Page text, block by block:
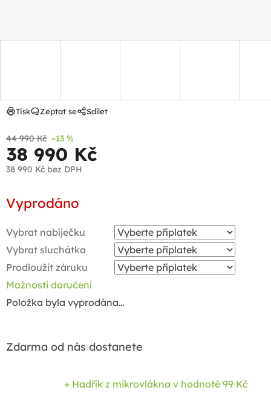
44 990 Kč –13 %
38 990 Kč
38 990 Kč bez DPH
cena:
Vyprodáno
Vybrat nabíječku
Vybrat sluchátka
Prodloužit záruku
Možnosti doručení
Položka byla vyprodána…
Zdarma od nás dostanete
+ Hadřík z mikrovlákna v hodnotě 99 Kč
Tisk Zeptat se Sdílet